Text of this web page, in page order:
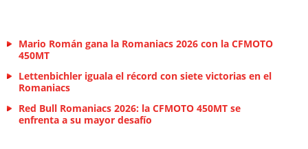
Mario Román gana la Romaniacs 2026 con la CFMOTO
450MT
Lettenbichler iguala el récord con siete victorias en el
Romaniacs
Red Bull Romaniacs 2026: la CFMOTO 450MT se
enfrenta a su mayor desafío